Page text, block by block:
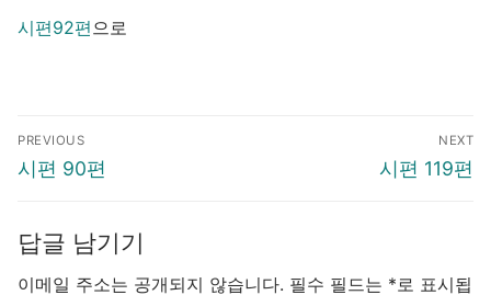
시편92편 으로
글
탐
PREVIOUS
Previous
시편 90편
NEXT
Next
시편 119편
답글 남기기
이메일 주소는 공개되지 않습니다. 필수 필드는 * 로 표시됩